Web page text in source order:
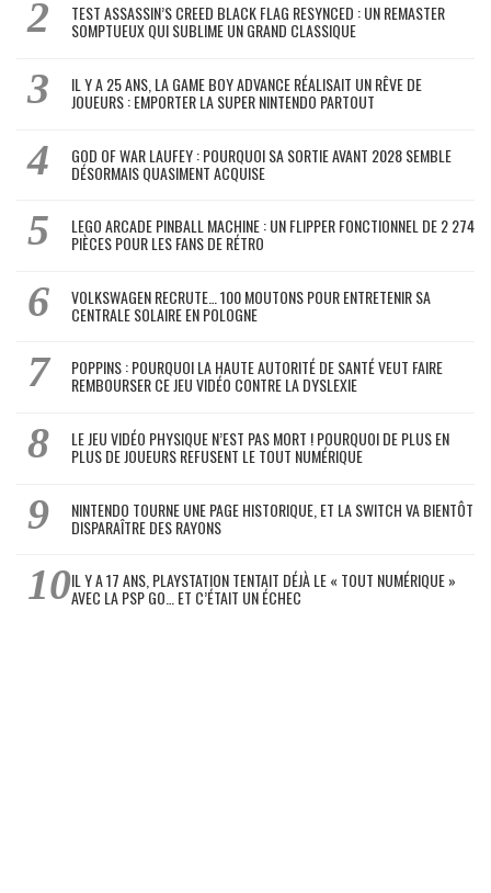
TEST ASSASSIN’S CREED BLACK FLAG RESYNCED : UN REMASTER
SOMPTUEUX QUI SUBLIME UN GRAND CLASSIQUE
IL Y A 25 ANS, LA GAME BOY ADVANCE RÉALISAIT UN RÊVE DE
JOUEURS : EMPORTER LA SUPER NINTENDO PARTOUT
GOD OF WAR LAUFEY : POURQUOI SA SORTIE AVANT 2028 SEMBLE
DÉSORMAIS QUASIMENT ACQUISE
LEGO ARCADE PINBALL MACHINE : UN FLIPPER FONCTIONNEL DE 2 274
PIÈCES POUR LES FANS DE RÉTRO
VOLKSWAGEN RECRUTE… 100 MOUTONS POUR ENTRETENIR SA
CENTRALE SOLAIRE EN POLOGNE
POPPINS : POURQUOI LA HAUTE AUTORITÉ DE SANTÉ VEUT FAIRE
REMBOURSER CE JEU VIDÉO CONTRE LA DYSLEXIE
LE JEU VIDÉO PHYSIQUE N’EST PAS MORT ! POURQUOI DE PLUS EN
PLUS DE JOUEURS REFUSENT LE TOUT NUMÉRIQUE
NINTENDO TOURNE UNE PAGE HISTORIQUE, ET LA SWITCH VA BIENTÔT
DISPARAÎTRE DES RAYONS
IL Y A 17 ANS, PLAYSTATION TENTAIT DÉJÀ LE « TOUT NUMÉRIQUE »
AVEC LA PSP GO… ET C’ÉTAIT UN ÉCHEC